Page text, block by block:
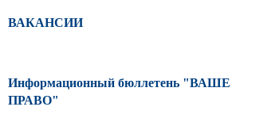
ВАКАНСИИ
Информационный бюллетень "ВАШЕ
ПРАВО"